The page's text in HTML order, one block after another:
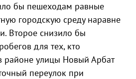
бы пешеходам равные
городскую среду наравне
Второе снизило бы
для тех, кто
районе улицы Новый Арбат
переулок при